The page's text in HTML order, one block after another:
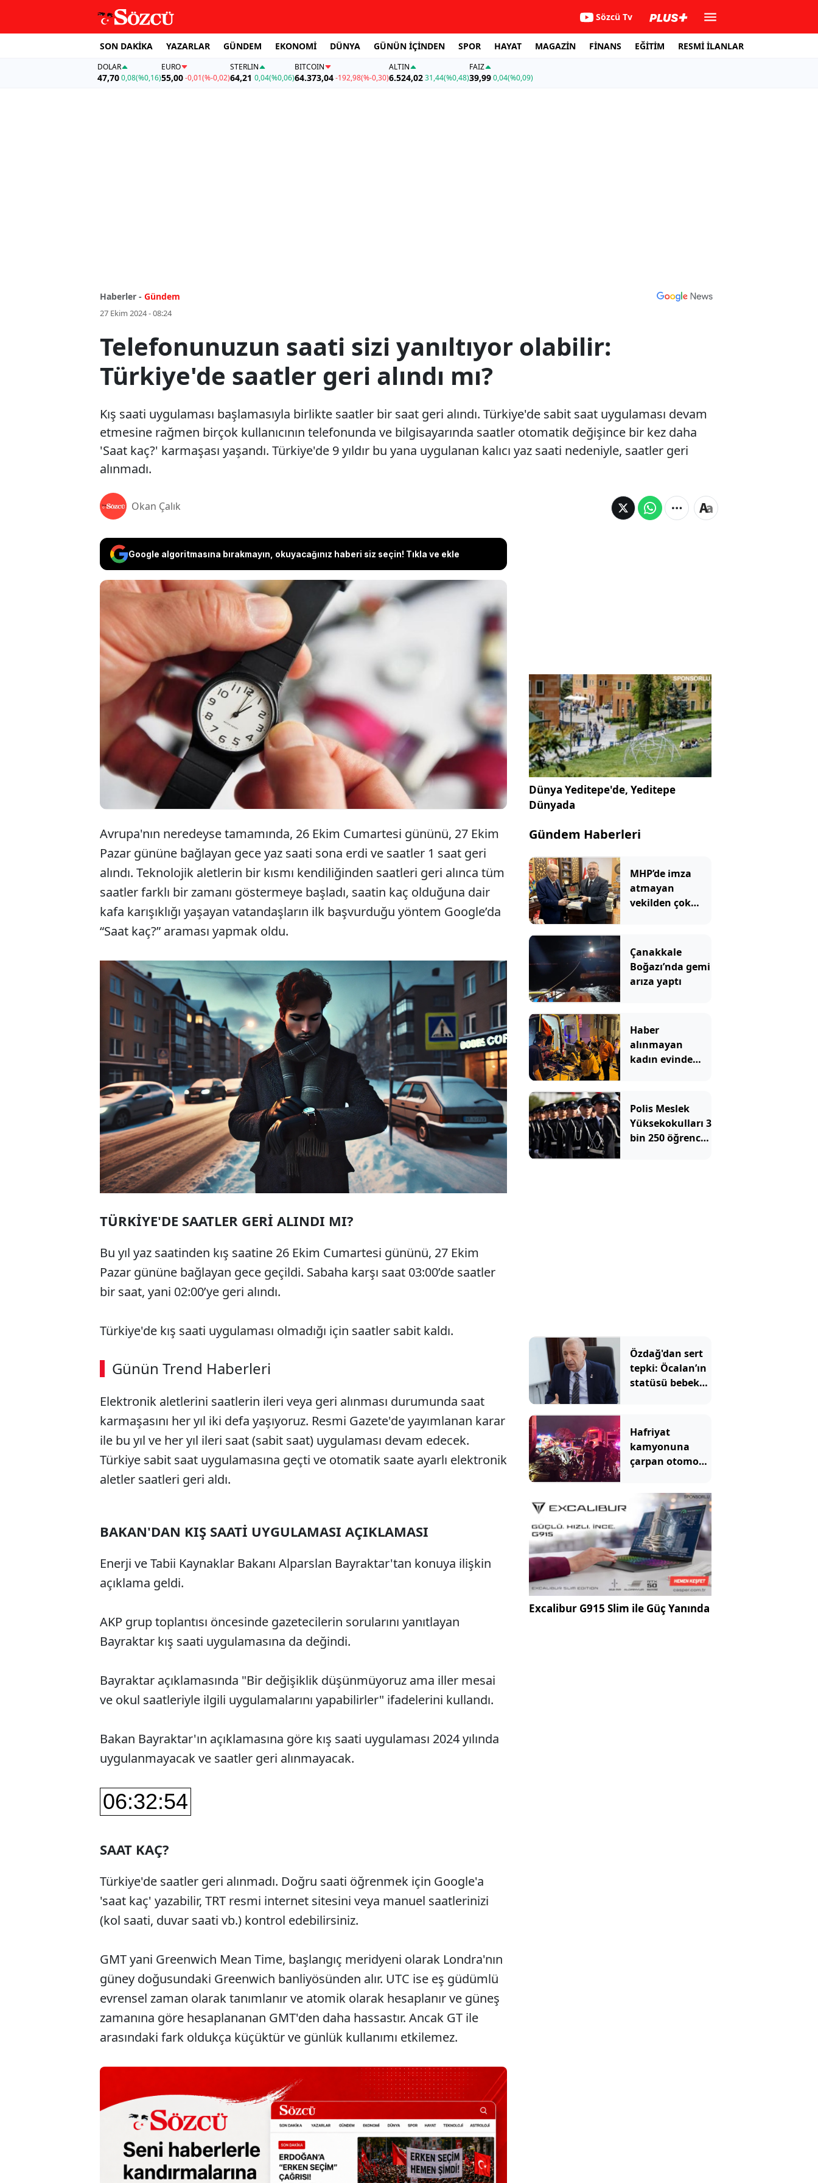
Sözcü Tv
SON DAKİKA YAZARLAR GÜNDEM EKONOMİ DÜNYA GÜNÜN İÇİNDEN SPOR HAYAT MAGAZİN FİNANS EĞİTİM RESMİ İLANLAR
DOLAR
47,700,08(%0,16)
EURO
55,00 -0,01(%-0,02)
STERLIN
64,21 0,04(%0,06)
BITCOIN
64.373,04-192,98(%-0,30)
ALTIN
6.524,0231,44(%0,48)
FAİZ
39,990,04(%0,09)
Haberler - Gündem
27 Ekim 2024 - 08:24
Telefonunuzun saati sizi yanıltıyor olabilir:
Türkiye'de saatler geri alındı mı?
Kış saati uygulaması başlamasıyla birlikte saatler bir saat geri alındı. Türkiye'de sabit saat uygulaması devam
etmesine rağmen birçok kullanıcının telefonunda ve bilgisayarında saatler otomatik değişince bir kez daha
'Saat kaç?' karmaşası yaşandı. Türkiye'de 9 yıldır bu yana uygulanan kalıcı yaz saati nedeniyle, saatler geri
alınmadı.
Okan Çalık
Google algoritmasına bırakmayın, okuyacağınız haberi siz seçin! Tıkla ve ekle
Kış saati uygulaması başlamasıyla birlikte saatler bir saat geri alındı.
Türkiye'de sabit saat uygulaması devam etmesine rağmen birçok
kullanıcının telefonunda ve bilgisayarında saatler otomatik değişince
bir kez daha 'Saat kaç?' karmaşası yaşandı. Türkiye'de 9 yıldır bu yana
uygulanan kalıcı yaz saati nedeniyle, saatler geri alınmadı.
Avrupa'nın neredeyse tamamında, 26 Ekim Cumartesi gününü, 27 Ekim
Pazar gününe bağlayan gece yaz saati sona erdi ve saatler 1 saat geri
alındı. Teknolojik aletlerin bir kısmı kendiliğinden saatleri geri alınca tüm
saatler farklı bir zamanı göstermeye başladı, saatin kaç olduğuna dair
kafa karışıklığı yaşayan vatandaşların ilk başvurduğu yöntem Google’da
“Saat kaç?” araması yapmak oldu.
TÜRKİYE'DE SAATLER GERİ ALINDI MI?
Bu yıl yaz saatinden kış saatine 26 Ekim Cumartesi gününü, 27 Ekim
Pazar gününe bağlayan gece geçildi. Sabaha karşı saat 03:00’de saatler
bir saat, yani 02:00’ye geri alındı.
Türkiye'de kış saati uygulaması olmadığı için saatler sabit kaldı.
Günün Trend Haberleri
00:02 / 09:08
Sesi Aç
Elektronik aletlerini saatlerin ileri veya geri alınması durumunda saat
karmaşasını her yıl iki defa yaşıyoruz. Resmi Gazete'de yayımlanan karar
ile bu yıl ve her yıl ileri saat (sabit saat) uygulaması devam edecek.
Türkiye sabit saat uygulamasına geçti ve otomatik saate ayarlı elektronik
aletler saatleri geri aldı.
BAKAN'DAN KIŞ SAATİ UYGULAMASI AÇIKLAMASI
Enerji ve Tabii Kaynaklar Bakanı Alparslan Bayraktar'tan konuya ilişkin
açıklama geldi.
AKP grup toplantısı öncesinde gazetecilerin sorularını yanıtlayan
Bayraktar kış saati uygulamasına da değindi.
Bayraktar açıklamasında "Bir değişiklik düşünmüyoruz ama iller mesai
ve okul saatleriyle ilgili uygulamalarını yapabilirler" ifadelerini kullandı.
Bakan Bayraktar'ın açıklamasına göre kış saati uygulaması 2024 yılında
uygulanmayacak ve saatler geri alınmayacak.
SAAT KAÇ?
Türkiye'de saatler geri alınmadı. Doğru saati öğrenmek için Google'a
'saat kaç' yazabilir, TRT resmi internet sitesini veya manuel saatlerinizi
(kol saati, duvar saati vb.) kontrol edebilirsiniz.
GMT yani Greenwich Mean Time, başlangıç meridyeni olarak Londra'nın
güney doğusundaki Greenwich banliyösünden alır. UTC ise eş güdümlü
evrensel zaman olarak tanımlanır ve atomik olarak hesaplanır ve güneş
zamanına göre hesaplananan GMT'den daha hassastır. Ancak GT ile
arasındaki fark oldukça küçüktür ve günlük kullanımı etkilemez.
Dünya Yeditepe'de, Yeditepe
Dünyada
Gündem Haberleri
MHP’de imza
atmayan
vekilden çok
canım var
Çanakkale
Boğazı’nda gemi
arıza yaptı
Haber
alınmayan
kadın evinde
bulundu
Polis Meslek
Yüksekokulları 3
bin 250 öğrenci
Özdağ'dan sert
tepki: Öcalan’ın
statüsü bebek
Hafriyat
kamyonuna
çarpan otomobil
Excalibur G915 Slim ile Güç Yanında